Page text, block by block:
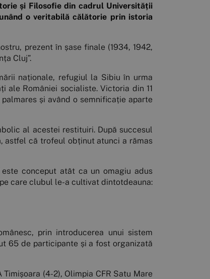
și Filosofie din cadrul Universității
o veritabilă călătorie prin istoria
prezent în șase finale (1934, 1942,
Cluj”.
naționale, refugiul la Sibiu în urma
României socialiste. Victoria din 11
și având o semnificație aparte
al acestei restituiri. După succesul
astfel că trofeul obținut atunci a rămas
este conceput atât ca un omagiu adus
care clubul le-a cultivat dintotdeauna:
prin introducerea unui sistem
65 de participante și a fost organizată
(4-2), Olimpia CFR Satu Mare